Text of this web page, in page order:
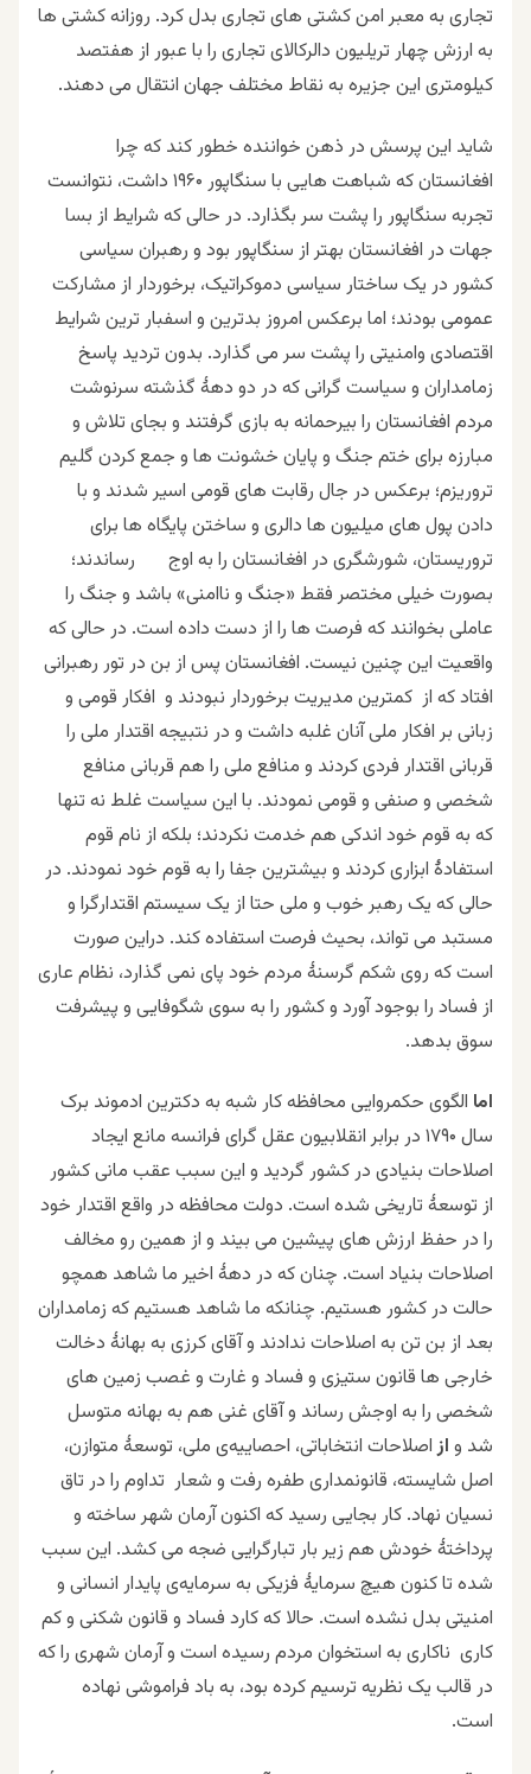
تجاری به معبر امن کشتی های تجاری بدل کرد. روزانه کشتی ها
به ارزش چهار تریلیون دالرکالای تجاری را با عبور از هفتصد
کیلومتری این جزیره به نقاط مختلف جهان انتقال می دهند.
شاید این پرسش در ذهن خواننده خطور کند که چرا
افغانستان که شباهت هایی با سنگاپور ۱۹۶۰ داشت، نتوانست
تجربه سنگاپور را پشت سر بگذارد. در حالی که شرایط از بسا
جهات در افغانستان بهتر از سنگاپور بود و رهبران سیاسی
کشور در یک ساختار سیاسی دموکراتیک، برخوردار از مشارکت
عمومی بودند؛ اما برعکس امروز بدترین و اسفبار ترین شرایط
اقتصادی وامنیتی را پشت سر می گذارد. بدون تردید پاسخ
زمامداران و سیاست گرانی که در دو دهۀ گذشته سرنوشت
مردم افغانستان را بیرحمانه به بازی گرفتند و بجای تلاش و
مبارزه برای ختم جنگ و پایان خشونت ها و جمع کردن گلیم
تروریزم؛ برعکس در جال رقابت های قومی اسیر شدند و با
دادن پول های میلیون ها دالری و ساختن پایگاه ها برای
تروریستان، شورشگری در افغانستان را به اوج رساندند؛
بصورت خیلی مختصر فقط «جنگ و ناامنی» باشد و جنگ را
عاملی بخوانند که فرصت ها را از دست داده است. در حالی که
واقعیت این چنین نیست. افغانستان پس از بن در تور رهبرانی
افتاد که از کمترین مدیریت برخوردار نبودند و افکار قومی و
زبانی بر افکار ملی آنان غلبه داشت و در نتبیجه اقتدار ملی را
قربانی اقتدار فردی کردند و منافع ملی را هم قربانی منافع
شخصی و صنفی و قومی نمودند. با این سیاست غلط نه تنها
که به قوم خود اندکی هم خدمت نکردند؛ بلکه از نام قوم
استفادۀ ابزاری کردند و بیشترین جفا را به قوم خود نمودند. در
حالی که یک رهبر خوب و ملی حتا از یک سیستم اقتدارگرا و
مستبد می تواند، بحیث فرصت استفاده کند. دراین صورت
است که روی شکم گرسنۀ مردم خود پای نمی گذارد، نظام عاری
از فساد را بوجود آورد و کشور را به سوی شگوفایی و پیشرفت
سوق بدهد.
اما الگوی حکمروایی محافظه کار شبه به دکترین ادموند برک
سال ۱۷۹۰ در برابر انقلابیون عقل گرای فرانسه مانع ایجاد
اصلاحات بنیادی در کشور گردید و این سبب عقب مانی کشور
از توسعۀ تاریخی شده است. دولت محافظه در واقع اقتدار خود
را در حفظ ارزش های پیشین می بیند و از همین رو مخالف
اصلاحات بنیاد است. چنان که در دهۀ اخیر ما شاهد همچو
حالت در کشور هستیم. چنانکه ما شاهد هستیم که زمامداران
بعد از بن تن به اصلاحات ندادند و آقای کرزی به بهانۀ دخالت
خارجی ها قانون ستیزی و فساد و غارت و غصب زمین های
شخصی را به اوجش رساند و آقای غنی هم به بهانه متوسل
شد و ازاصلاحات انتخاباتی، احصاییه‌ی ملی، توسعۀ متوازن،
اصل شایسته، قانونمداری طفره رفت و شعار تداوم را در تاق
نسیان نهاد. کار بجایی رسید که اکنون آرمان شهر ساخته و
پرداختۀ خودش هم زیر بار تبارگرایی ضجه می کشد. این سبب
شده تا کنون هیچ سرمایۀ فزیکی به سرمایه‌ی پایدار انسانی و
امنیتی بدل نشده است. حالا که کارد فساد و قانون شکنی و کم
کاری ناکاری به استخوان مردم رسیده است و آرمان شهری را که
در قالب یک نظریه ترسیم کرده بود، به باد فراموشی نهاده
است.